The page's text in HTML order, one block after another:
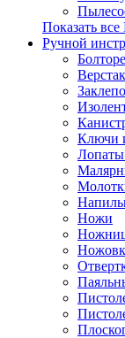
Показать
Ручной
Ключи
Лопаты
Ножи